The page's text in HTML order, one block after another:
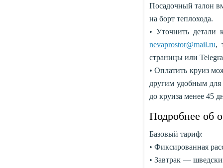
Посадочный талон
на борт теплохода.
• Уточнить детали
nevaprostor@mail.ru,
страницы или
• Оплатить круиз
другим удобным
до круиза менее 45
Подробнее об
Базовый тариф:
• Фиксированная
• Завтрак —